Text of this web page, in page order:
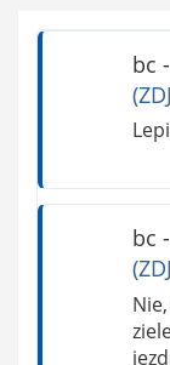
bc -
bc -